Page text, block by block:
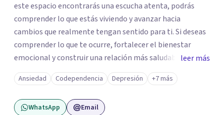
este espacio encontrarás una escucha atenta, podrás
comprender lo que estás viviendo y avanzar hacia
cambios que realmente tengan sentido para ti. Si deseas
comprender lo que te ocurre, fortalecer el bienestar
emocional y construir una relación más saludable
contigo mismo y con los demás y sientes que este puede
ser un buen momento para empezar, estaré dispuesta a
acompañarte en ese proceso.
leer más
Ansiedad Codependencia Depresión +7 más
WhatsApp Email